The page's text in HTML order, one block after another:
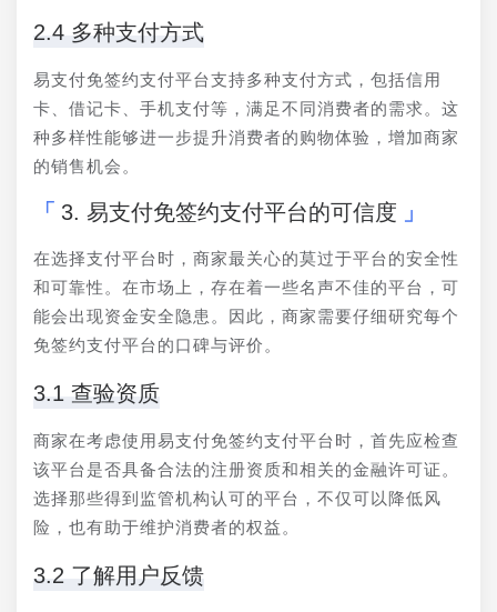
2.4 多种支付方式
易支付免签约支付平台支持多种支付方式，包括信用
卡、借记卡、手机支付等，满足不同消费者的需求。这
种多样性能够进一步提升消费者的购物体验，增加商家
的销售机会。
3. 易支付免签约支付平台的可信度
在选择支付平台时，商家最关心的莫过于平台的安全性
和可靠性。在市场上，存在着一些名声不佳的平台，可
能会出现资金安全隐患。因此，商家需要仔细研究每个
免签约支付平台的口碑与评价。
3.1 查验资质
商家在考虑使用易支付免签约支付平台时，首先应检查
该平台是否具备合法的注册资质和相关的金融许可证。
选择那些得到监管机构认可的平台，不仅可以降低风
险，也有助于维护消费者的权益。
3.2 了解用户反馈